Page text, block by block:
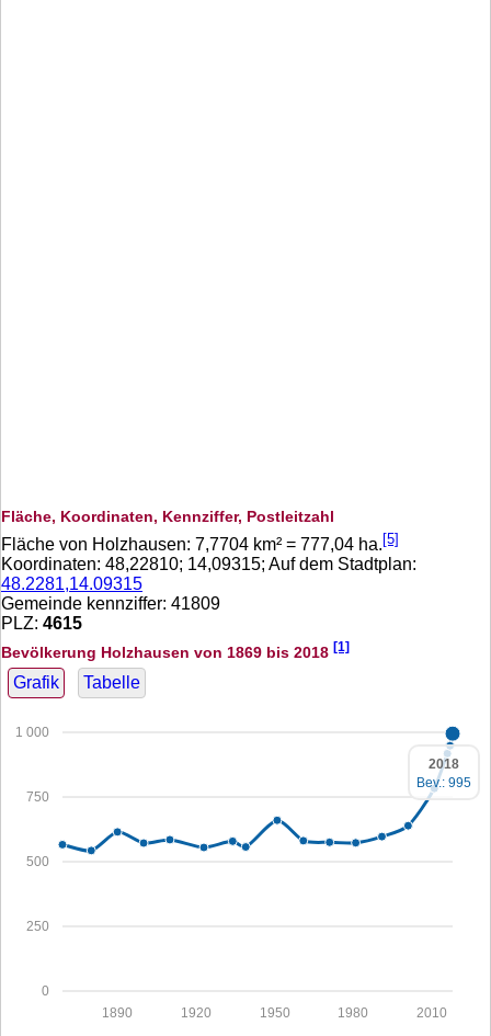
Fläche, Koordinaten, Kennziffer, Postleitzahl
Fläche von Holzhausen: 7,7704 km² = 777,04 ha. [5]
Koordinaten: 48,22810; 14,09315; Auf dem Stadtplan:
48.2281,14.09315
Gemeinde kennziffer: 41809
PLZ: 4615
Bevölkerung Holzhausen von 1869 bis 2018 [1]
Grafik Tabelle
0
250
500
750
1 000
2010
1980
1950
1920
1890
2018
Bev.: 995